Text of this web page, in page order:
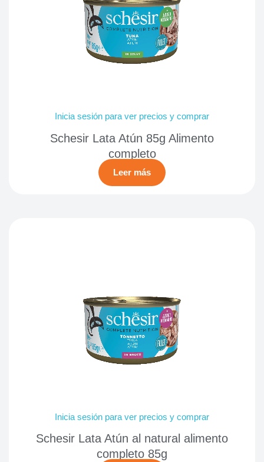
Inicia sesión para ver precios y comprar
Schesir Lata Atún 85g Alimento
completo
Leer más
Inicia sesión para ver precios y comprar
Schesir Lata Atún al natural alimento
completo 85g